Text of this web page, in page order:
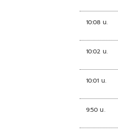
10:08 น.
10:02 น.
10:01 น.
9:50 น.